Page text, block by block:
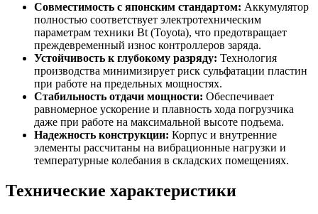
Совместимость с японским стандартом: Аккумулятор
полностью соответствует электротехническим
параметрам техники Bt (Toyota), что предотвращает
преждевременный износ контроллеров заряда.
Устойчивость к глубокому разряду: Технология
производства минимизирует риск сульфатации пластин
при работе на предельных мощностях.
Стабильность отдачи мощности: Обеспечивает
равномерное ускорение и плавность хода погрузчика
даже при работе на максимальной высоте подъема.
Надежность конструкции: Корпус и внутренние
элементы рассчитаны на вибрационные нагрузки и
температурные колебания в складских помещениях.
Технические характеристики